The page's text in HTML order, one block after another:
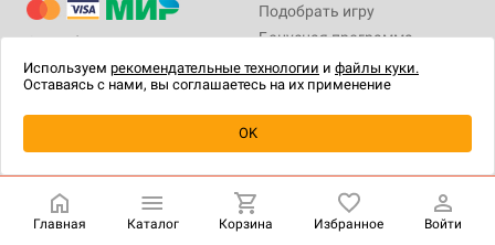
Способы оплаты
Службы доставки
Адреса магазинов
Подобрать игру
Бонусная программа
Информация о заказе
Возврат товара
Помощь с правилами
Мобильное приложение
HOBBY GAMES
НАШИ ПРОЕКТЫ
Главная Каталог Корзина Избранное Войти
Используем рекомендательные технологии и файлы куки.
Оставаясь с нами, вы соглашаетесь на их применение
OK